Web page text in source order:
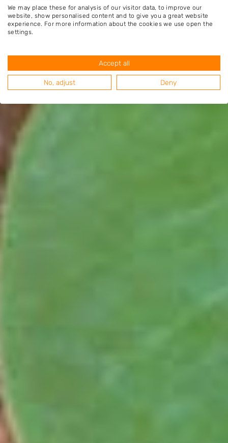
We may place these for analysis of our visitor data, to improve our
website, show personalised content and to give you a great website
experience. For more information about the cookies we use open the
settings.
Accept all
No, adjust Deny